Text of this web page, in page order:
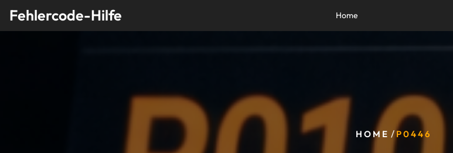
content
Fehlercode-Hilfe Home
HOME /P0446